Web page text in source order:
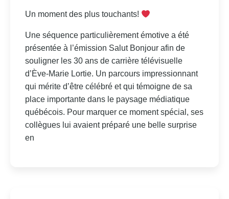
Un moment des plus touchants!
Une séquence particulièrement émotive a été
présentée à l’émission Salut Bonjour afin de
souligner les 30 ans de carrière télévisuelle
d’Ève-Marie Lortie. Un parcours impressionnant
qui mérite d’être célébré et qui témoigne de sa
place importante dans le paysage médiatique
québécois. Pour marquer ce moment spécial, ses
collègues lui avaient préparé une belle surprise
en